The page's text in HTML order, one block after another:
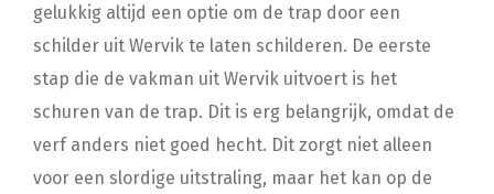
gelukkig altijd een optie om de trap door een
schilder uit Wervik te laten schilderen. De eerste
stap die de vakman uit Wervik uitvoert is het
schuren van de trap. Dit is erg belangrijk, omdat de
verf anders niet goed hecht. Dit zorgt niet alleen
voor een slordige uitstraling, maar het kan op de